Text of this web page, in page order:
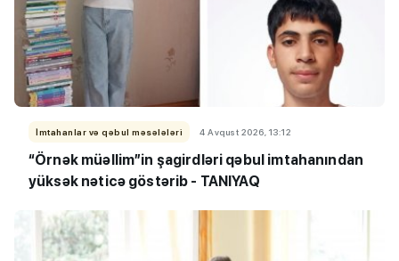
İmtahanlar və qəbul məsələləri 4 Avqust 2026, 13:12
“Örnək müəllim”in şagirdləri qəbul imtahanından
yüksək nəticə göstərib - TANIYAQ